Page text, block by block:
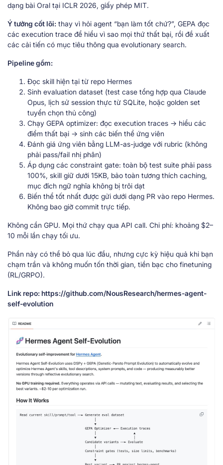
dạng bài Oral tại ICLR 2026, giấy phép MIT.
Ý tưởng cốt lõi: thay vì hỏi agent “bạn làm tốt chứ?”, GEPA đọc
các execution trace để hiểu vì sao mọi thứ thất bại, rồi đề xuất
các cải tiến có mục tiêu thông qua evolutionary search.
Pipeline gồm:
Đọc skill hiện tại từ repo Hermes
Sinh evaluation dataset (test case tổng hợp qua Claude
Opus, lịch sử session thực từ SQLite, hoặc golden set
tuyển chọn thủ công)
Chạy GEPA optimizer: đọc execution traces → hiểu các
điểm thất bại → sinh các biến thể ứng viên
Đánh giá ứng viên bằng LLM-as-judge với rubric (không
phải pass/fail nhị phân)
Áp dụng các constraint gate: toàn bộ test suite phải pass
100%, skill giữ dưới 15KB, bảo toàn tương thích caching,
mục đích ngữ nghĩa không bị trôi dạt
Biến thể tốt nhất được gửi dưới dạng PR vào repo Hermes.
Không bao giờ commit trực tiếp.
Không cần GPU. Mọi thứ chạy qua API call. Chi phí: khoảng $2–
10 mỗi lần chạy tối ưu.
Phần này có thể bỏ qua lúc đầu, nhưng cực kỳ hiệu quả khi bạn
chạm trần và không muốn tốn thời gian, tiền bạc cho finetuning
(RL/GRPO).
Link repo: https://github.com/NousResearch/hermes-agent-
self-evolution